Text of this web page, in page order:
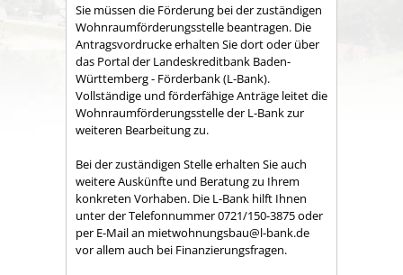
Sie müssen die Förderung bei der zuständigen
Wohnraumförderungsstelle beantragen. Die
Antragsvordrucke erhalten Sie dort oder über
das Portal der Landeskreditbank Baden-
Württemberg - Förderbank (L-Bank).
Vollständige und förderfähige Anträge leitet die
Wohnraumförderungsstelle der L-Bank zur
weiteren Bearbeitung zu.
Bei der zuständigen Stelle erhalten Sie auch
weitere Auskünfte und Beratung zu Ihrem
konkreten Vorhaben. Die L-Bank hilft Ihnen
unter der Telefonnummer 0721/150-3875 oder
per E-Mail an mietwohnungsbau@l-bank.de
vor allem auch bei Finanzierungsfragen.